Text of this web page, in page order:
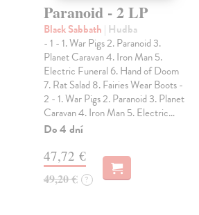
Paranoid - 2 LP
Black Sabbath | Hudba
- 1 - 1. War Pigs 2. Paranoid 3.
Planet Caravan 4. Iron Man 5.
Electric Funeral 6. Hand of Doom
7. Rat Salad 8. Fairies Wear Boots -
2 - 1. War Pigs 2. Paranoid 3. Planet
Caravan 4. Iron Man 5. Electric…
Do 4 dní
47,72 €
49,20 € ?